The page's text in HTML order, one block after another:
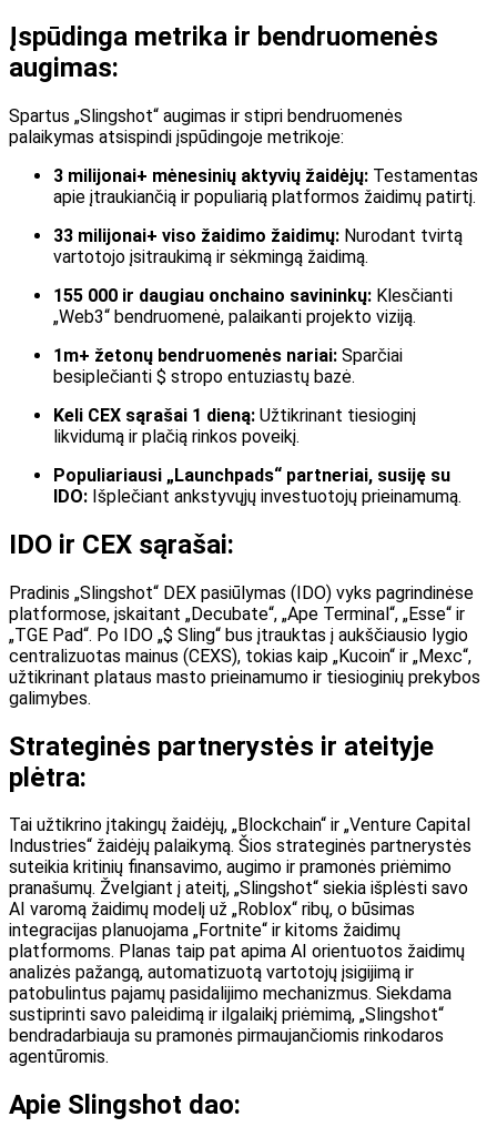
Įspūdinga metrika ir bendruomenės
augimas:
Spartus „Slingshot“ augimas ir stipri bendruomenės
palaikymas atsispindi įspūdingoje metrikoje:
3 milijonai+ mėnesinių aktyvių žaidėjų: Testamentas
apie įtraukiančią ir populiarią platformos žaidimų patirtį.
33 milijonai+ viso žaidimo žaidimų: Nurodant tvirtą
vartotojo įsitraukimą ir sėkmingą žaidimą.
155 000 ir daugiau onchaino savininkų: Klesčianti
„Web3“ bendruomenė, palaikanti projekto viziją.
1m+ žetonų bendruomenės nariai: Sparčiai
besiplečianti $ stropo entuziastų bazė.
Keli CEX sąrašai 1 dieną: Užtikrinant tiesioginį
likvidumą ir plačią rinkos poveikį.
Populiariausi „Launchpads“ partneriai, susiję su
IDO: Išplečiant ankstyvųjų investuotojų prieinamumą.
IDO ir CEX sąrašai:
Pradinis „Slingshot“ DEX pasiūlymas (IDO) vyks pagrindinėse
platformose, įskaitant „Decubate“, „Ape Terminal“, „Esse“ ir
„TGE Pad“. Po IDO „$ Sling“ bus įtrauktas į aukščiausio lygio
centralizuotas mainus (CEXS), tokias kaip „Kucoin“ ir „Mexc“,
užtikrinant plataus masto prieinamumo ir tiesioginių prekybos
galimybes.
Strateginės partnerystės ir ateityje
plėtra:
Tai užtikrino įtakingų žaidėjų, „Blockchain“ ir „Venture Capital
Industries“ žaidėjų palaikymą. Šios strateginės partnerystės
suteikia kritinių finansavimo, augimo ir pramonės priėmimo
pranašumų. Žvelgiant į ateitį, „Slingshot“ siekia išplėsti savo
AI varomą žaidimų modelį už „Roblox“ ribų, o būsimas
integracijas planuojama „Fortnite“ ir kitoms žaidimų
platformoms. Planas taip pat apima AI orientuotos žaidimų
analizės pažangą, automatizuotą vartotojų įsigijimą ir
patobulintus pajamų pasidalijimo mechanizmus. Siekdama
sustiprinti savo paleidimą ir ilgalaikį priėmimą, „Slingshot“
bendradarbiauja su pramonės pirmaujančiomis rinkodaros
agentūromis.
Apie Slingshot dao: